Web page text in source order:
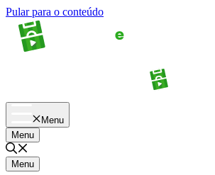
Pular para o conteúdo
Menu
Menu
Menu